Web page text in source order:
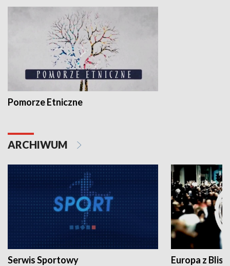
Pomorze Etniczne
ARCHIWUM
Serwis Sportowy Europa z